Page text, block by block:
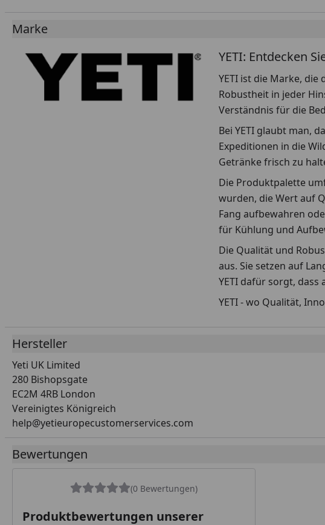
Marke
YETI: Entdecken
YETI ist die Marke,
Robustheit in jeder
Verständnis für die
Bei YETI glaubt man,
Expeditionen in die
Getränke frisch zu
Die Produktpalette
wurden, die Wert auf
Fang aufbewahren
für Kühlung und
Die Qualität und
aus. Sie setzen auf
YETI dafür sorgt,
YETI - wo Qualität,
Hersteller
Yeti UK Limited
280 Bishopsgate
EC2M 4RB London
Vereinigtes Königreich
help@yetieuropecustomerservices.com
Bewertungen
(0 Bewertungen)
Produktbewertungen unserer